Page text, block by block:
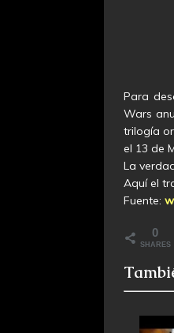
Para
Wars
trilogía
el 13 de
La
Aquí el
Fuente:
0
SHARES